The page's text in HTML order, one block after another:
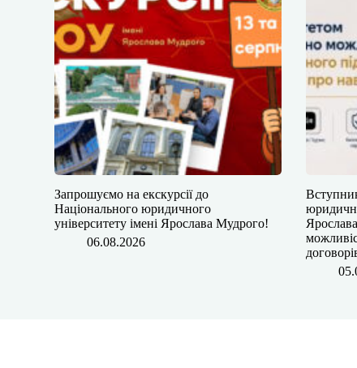
​​Запрошуємо на екскурсії до
Національного юридичного
університету імені Ярослава Мудрого!
06.08.2026